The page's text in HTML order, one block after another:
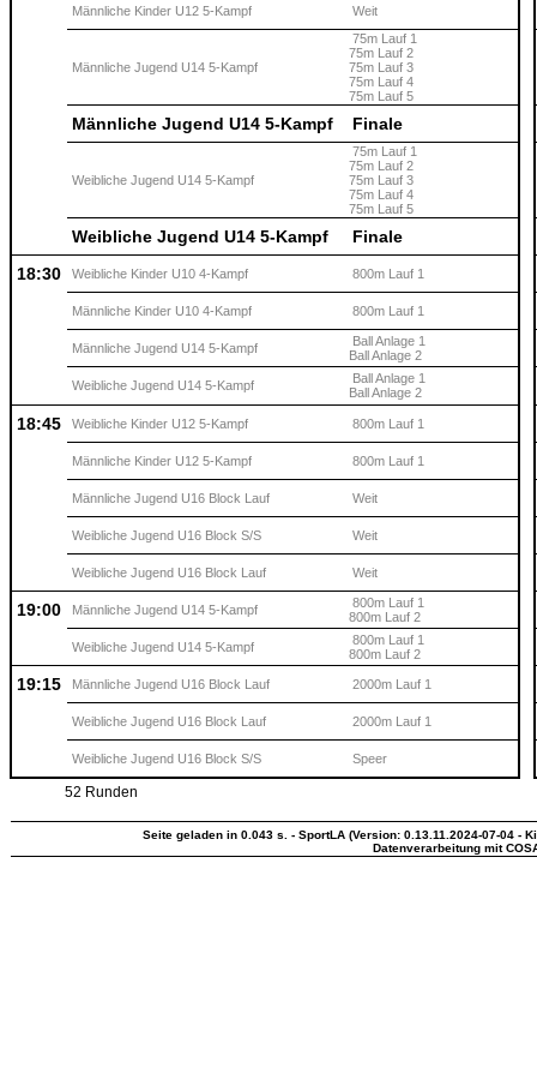
Männliche Kinder U12 5-Kampf Weit
Männliche Jugend U14 5-Kampf
75m Lauf 1
75m Lauf 2
75m Lauf 3
75m Lauf 4
75m Lauf 5
Männliche Jugend U14 5-Kampf Finale
Weibliche Jugend U14 5-Kampf
75m Lauf 1
75m Lauf 2
75m Lauf 3
75m Lauf 4
75m Lauf 5
Weibliche Jugend U14 5-Kampf
Finale
18:30
Weibliche Kinder U10 4-Kampf 800m Lauf 1
Männliche Kinder U10 4-Kampf 800m Lauf 1
Männliche Jugend U14 5-Kampf
Ball Anlage 1
Ball Anlage 2
Weibliche Jugend U14 5-Kampf
Ball Anlage 1
Ball Anlage 2
18:45 Weibliche Kinder U12 5-Kampf 800m Lauf 1
Männliche Kinder U12 5-Kampf 800m Lauf 1
Männliche Jugend U16 Block Lauf Weit
Weibliche Jugend U16 Block S/S Weit
Weibliche Jugend U16 Block Lauf Weit
19:00 Männliche Jugend U14 5-Kampf
800m Lauf 1
800m Lauf 2
Weibliche Jugend U14 5-Kampf
800m Lauf 1
800m Lauf 2
19:15 Männliche Jugend U16 Block Lauf 2000m Lauf 1
Weibliche Jugend U16 Block Lauf 2000m Lauf 1
Weibliche Jugend U16 Block S/S Speer
52 Runden
Seite geladen in 0.043 s. - SportLA (Version: 0.13.11.2024-07-04 -
Datenverarbeitung mit